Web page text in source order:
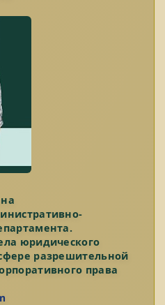
юридического
разрешительной
права